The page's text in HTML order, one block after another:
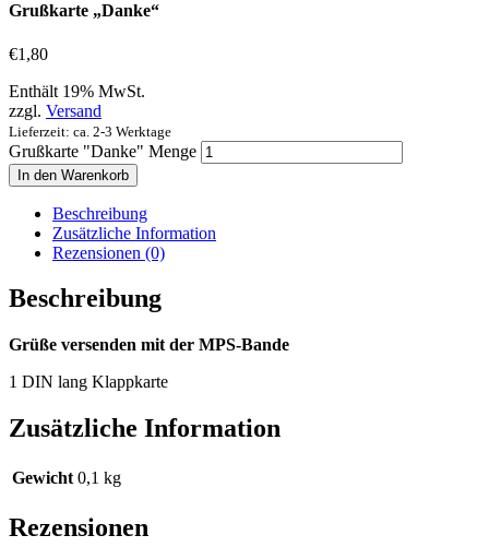
Grußkarte „Danke“
€1,80
Enthält 19% MwSt.
zzgl. Versand
Lieferzeit: ca. 2-3 Werktage
Grußkarte "Danke" Menge
In den Warenkorb
Beschreibung
Zusätzliche Information
Rezensionen (0)
Beschreibung
Grüße versenden mit der MPS-Bande
1 DIN lang Klappkarte
Zusätzliche Information
Gewicht 0,1 kg
Rezensionen